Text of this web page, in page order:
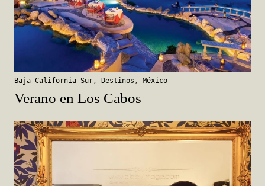
Baja California Sur , Destinos , México
Verano en Los Cabos